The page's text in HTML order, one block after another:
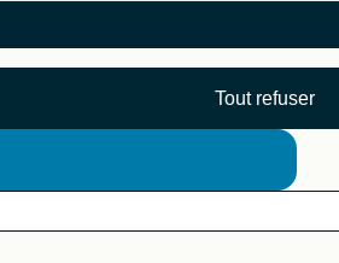
Tout refuser